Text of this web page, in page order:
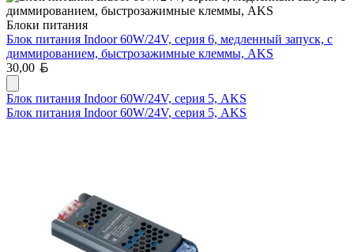
Блоки питания
Блок питания Indoor 60W/24V, серия 6, медленный запуск, с
диммированием, быстрозажимные клеммы, AKS
30,00
Блок питания Indoor 60W/24V, серия 5, AKS
Блок питания Indoor 60W/24V, серия 5, AKS